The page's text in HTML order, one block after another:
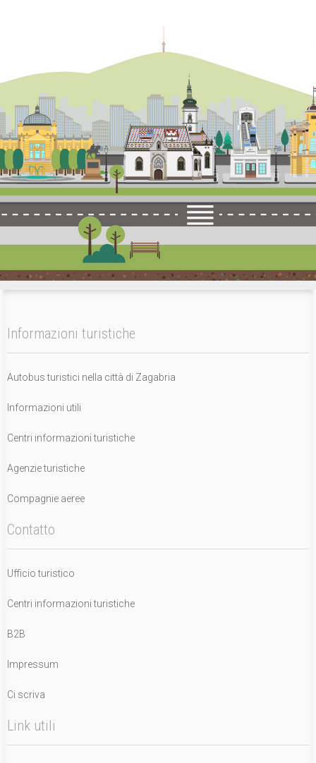
Informazioni turistiche
Autobus turistici nella città di Zagabria
Informazioni utili
Centri informazioni turistiche
Agenzie turistiche
Compagnie aeree
Contatto
Ufficio turistico
Centri informazioni turistiche
B2B
Impressum
Ci scriva
Link utili